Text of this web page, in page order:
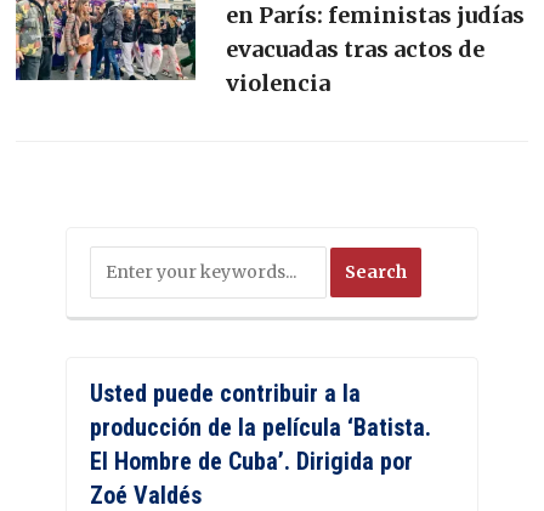
en París: feministas judías
evacuadas tras actos de
violencia
Usted puede contribuir a la
producción de la película ‘Batista.
El Hombre de Cuba’. Dirigida por
Zoé Valdés